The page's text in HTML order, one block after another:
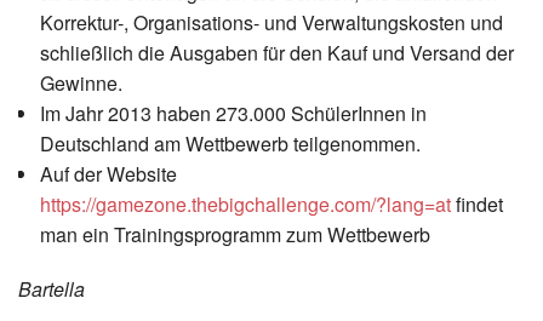
Korrektur-, Organisations- und Verwaltungskosten und
schließlich die Ausgaben für den Kauf und Versand der
Gewinne.
Im Jahr 2013 haben 273.000 SchülerInnen in
Deutschland am Wettbewerb teilgenommen.
Auf der Website
https://gamezone.thebigchallenge.com/?lang=atfindet
man ein Trainingsprogramm zum Wettbewerb
Bartella